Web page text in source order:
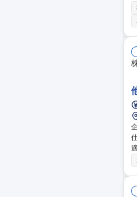
しま
企業名
境で